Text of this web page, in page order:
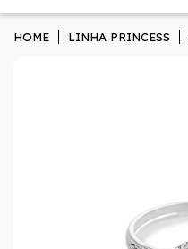
HOME LINHA PRINCESS